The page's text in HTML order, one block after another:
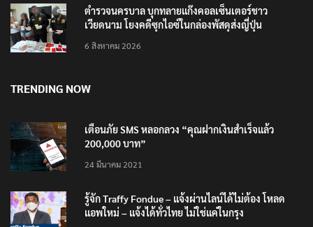
ตำรวจนครบาล บุกทลายแก๊งคอลเซ็นเตอร์ชาว
เวียดนาม โยงคดีซุกไอซ์ในกล่องพัสดุส่งญี่ปุ่น
6 สิงหาคม 2026
TRENDING NOW
เตือนภัย SMS หลอกลวง “คุณฝากเงินสำเร็จแล้ว
200,000 บาท”
24 มีนาคม 2021
รู้จัก Traffy Fondue – แจ้งผ่านไลน์ได้ไม่ต้อง โหลด
แอพใหม่ – แจ้งได้ทั่วไทย ไม่ใช่แค่ในกรุง